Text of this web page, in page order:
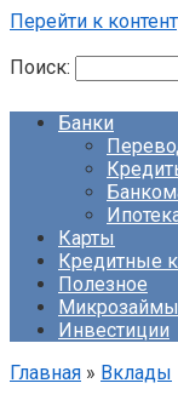
Перейти к
Поиск:
Банки
Карты
Кредитные
Полезное
Микрозаймы
Инвестиции
Главная » Вклады